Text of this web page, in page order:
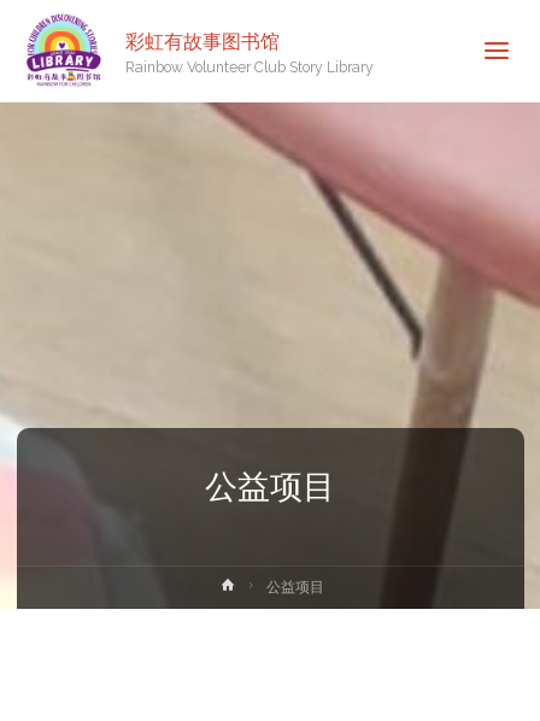
彩虹有故事图书馆
Rainbow Volunteer Club Story Library
公益项目
首
页
公益项目